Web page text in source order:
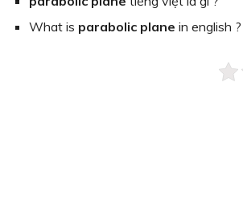
What is parabolic plane in english ?